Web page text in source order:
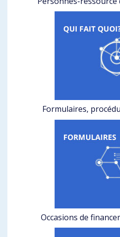
Formulaires,
Occasions de